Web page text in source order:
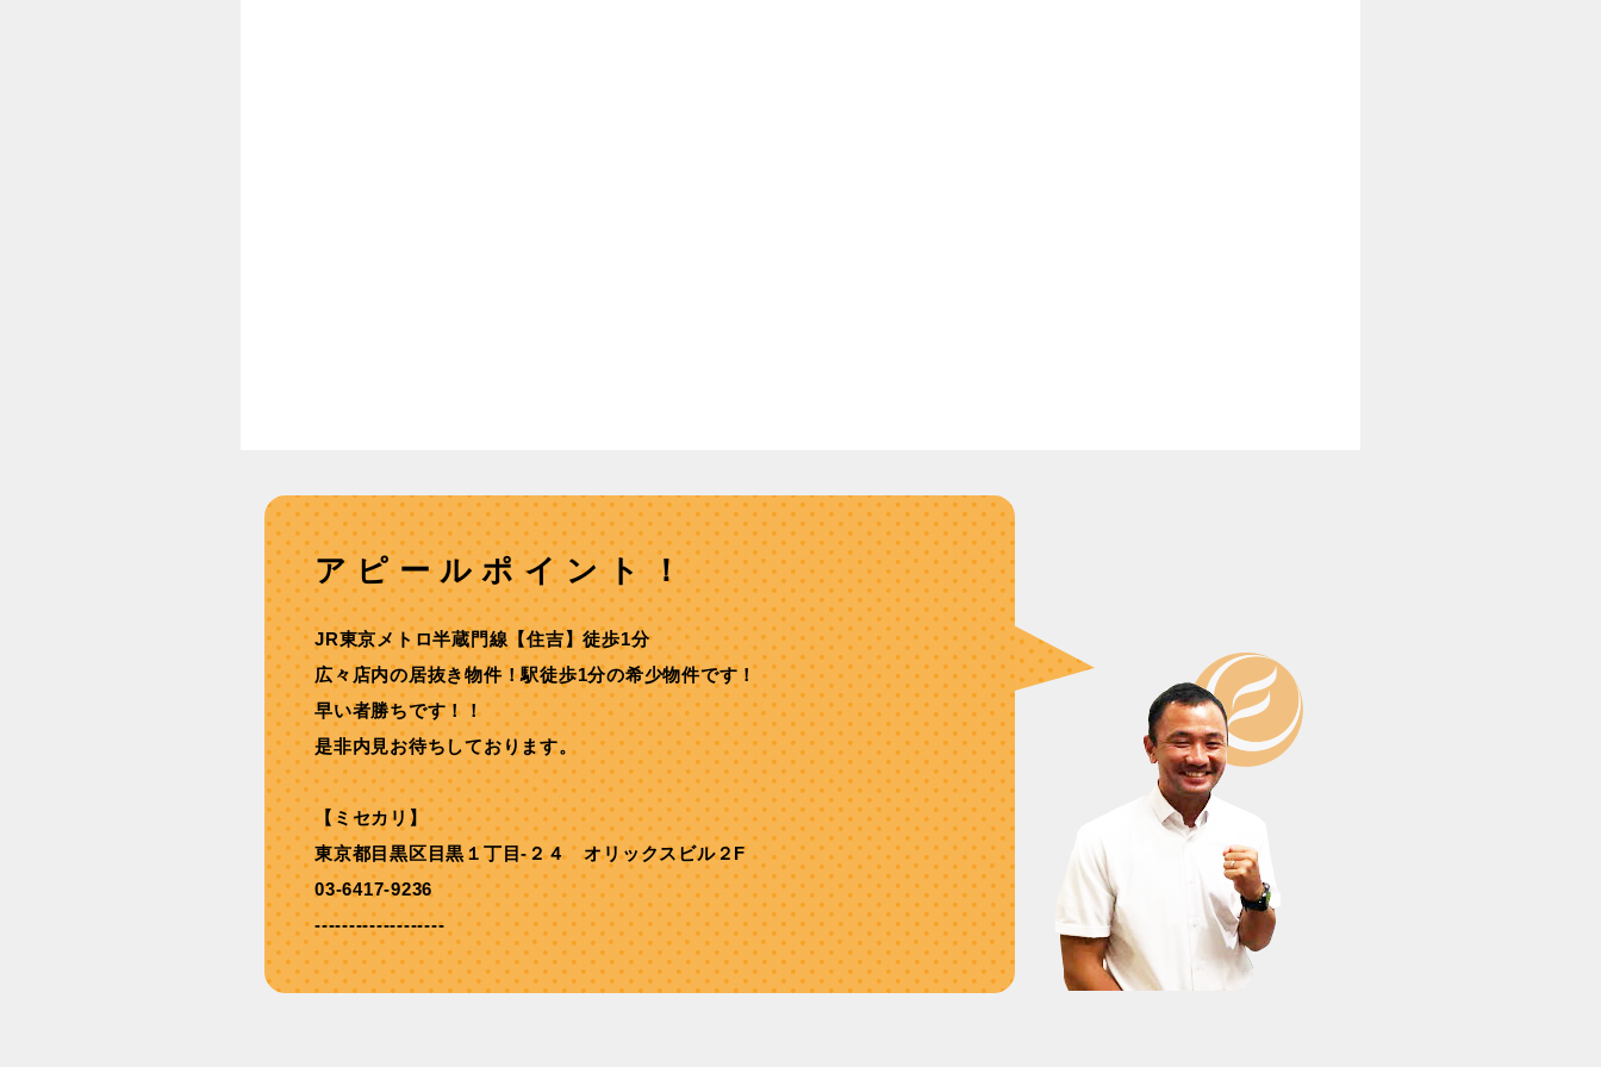
アピールポイント！
JR東京メトロ半蔵⾨線【住吉】徒歩1分
広々店内の居抜き物件！駅徒歩1分の希少物件です！
早い者勝ちです！！
是非内見お待ちしております。
【ミセカリ】
東京都目黒区目黒１丁目-２４ オリックスビル２F
03-6417-9236
-------------------